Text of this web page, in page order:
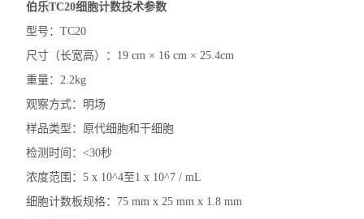
实时荧光定量PCR仪
伯乐TC20细胞计数技术参数
型号：TC20
尺寸（长宽高）：19 cm × 16 cm × 25.4cm
重量：2.2kg
观察方式：明场
样品类型：原代细胞和干细胞
检测时间：<30秒
浓度范围：5 x 10^4至1 x 10^7 / mL
细胞计数板规格：75 mm x 25 mm x 1.8 mm